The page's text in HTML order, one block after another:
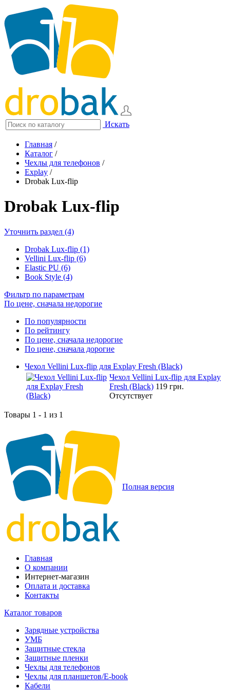
Искать
Главная /
Каталог /
Чехлы для телефонов /
Explay /
Drobak Lux-flip
Drobak Lux-flip
Уточнить раздел (4)
Drobak Lux-flip (1)
Vellini Lux-flip (6)
Elastic PU (6)
Book Style (4)
Фильтр по параметрам
По цене, сначала недорогие
По популярности
По рейтингу
По цене, сначала недорогие
По цене, сначала дорогие
Чехол Vellini Lux-flip для Explay Fresh (Black)
Чехол Vellini Lux-flip для Explay
Fresh (Black) 119 грн.
Отсутствует
Товары 1 - 1 из 1
Полная версия
Главная
О компании
Интернет-магазин
Оплата и доставка
Контакты
Каталог товаров
Зарядные устройства
УМБ
Защитные стекла
Защитные пленки
Чехлы для телефонов
Чехлы для планшетов/E-book
Кабели